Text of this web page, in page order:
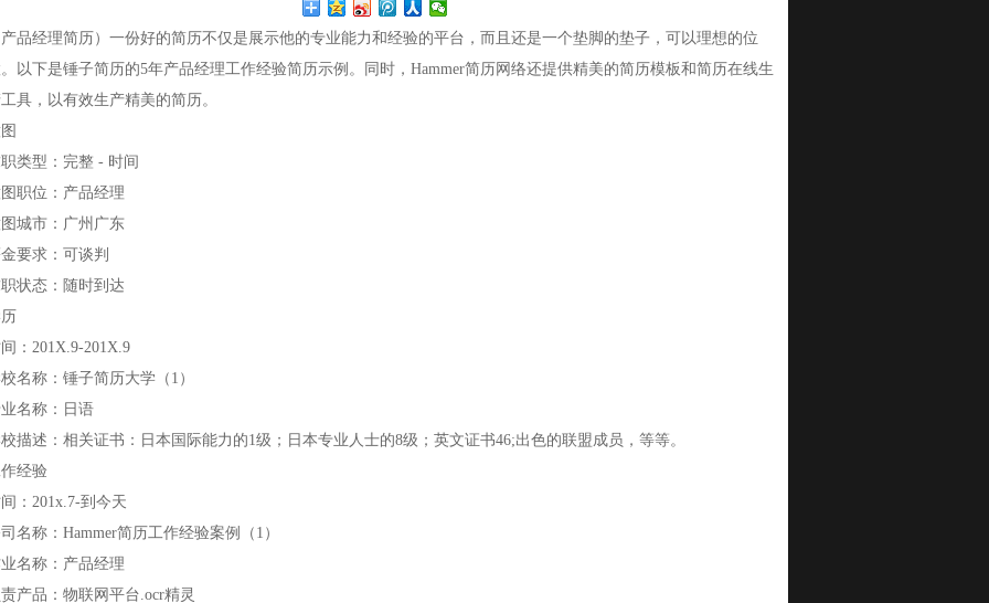
品经理简历）一份好的简历不仅是展示他的专业能力和经验的平台，而且还是一个垫脚的垫子，可以理想的位
以下是锤子简历的5年产品经理工作经验简历示例。同时，Hammer简历网络还提供精美的简历模板和简历在线生
具，以有效生产精美的简历。
类型：完整 - 时间
职位：产品经理
城市：广州广东
要求：可谈判
状态：随时到达
：201X.9-201X.9
名称：锤子简历大学（1）
名称：日语
描述：相关证书：日本国际能力的1级；日本专业人士的8级；英文证书46;出色的联盟成员，等等。
经验
：201x.7-到今天
名称：Hammer简历工作经验案例（1）
名称：产品经理
产品：物联网平台.ocr精灵